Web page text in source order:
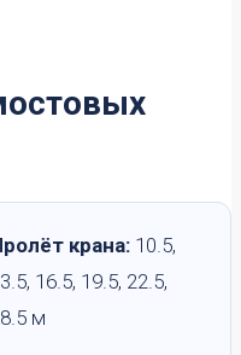
крана: 10.5,
16.5, 19.5, 22.5,
м